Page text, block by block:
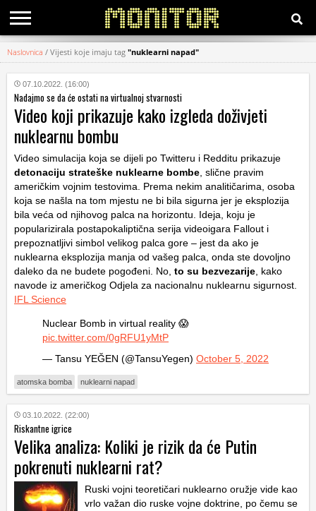
KATEGORIJE
HRVATSKI
WEB
Naslovnica / Vijesti koje imaju tag "nuklearni napad"
07.10.2022. (16:00)
Nadajmo se da će ostati na virtualnoj stvarnosti
Video koji prikazuje kako izgleda doživjeti
nuklearnu bombu
Video simulacija koja se dijeli po Twitteru i Redditu prikazuje
detonaciju strateške nuklearne bombe , slične pravim
američkim vojnim testovima. Prema nekim analitičarima, osoba
koja se našla na tom mjestu ne bi bila sigurna jer je eksplozija
bila veća od njihovog palca na horizontu. Ideja, koju je
popularizirala postapokaliptična serija videoigara Fallout i
prepoznatljivi simbol velikog palca gore – jest da ako je
nuklearna eksplozija manja od vašeg palca, onda ste dovoljno
daleko da ne budete pogođeni. No, to su bezvezarije , kako
navode iz američkog Odjela za nacionalnu nuklearnu sigurnost.
IFL Science
Nuclear Bomb in virtual reality 😱
pic.twitter.com/0gRFU1yMtP
— Tansu YEĞEN (@TansuYegen) October 5, 2022
atomska bomba nuklearni napad
03.10.2022. (22:00)
Riskantne igrice
Velika analiza: Koliki je rizik da će Putin
pokrenuti nuklearni rat?
Ruski vojni teoretičari nuklearno oružje vide kao
vrlo važan dio ruske vojne doktrine, po čemu se